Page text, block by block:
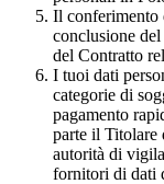
Il conferimento
conclusione
del Contratto
I tuoi dati
categorie di
pagamento
parte il Titolare
autorità di
fornitori di dati